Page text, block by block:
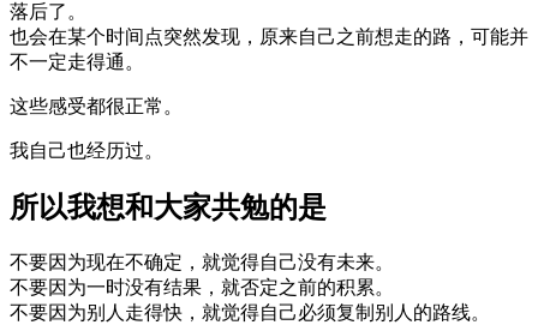
落后了。
也会在某个时间点突然发现，原来自己之前想走的路，可能并
不一定走得通。
这些感受都很正常。
我自己也经历过。
所以我想和大家共勉的是
不要因为现在不确定，就觉得自己没有未来。
不要因为一时没有结果，就否定之前的积累。
不要因为别人走得快，就觉得自己必须复制别人的路线。